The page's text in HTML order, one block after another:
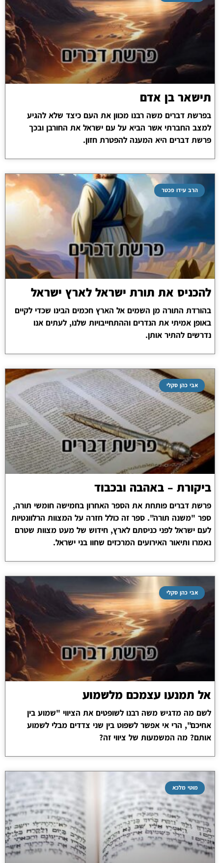
תישאר בן אדם
בפרשת דברים משה רבנו מכוון את העם כיצד שלא להגיע
למצב החברתי אשר הביא על עם ישראל את החורבן ובכך
פרשת דברים היא המענה להפטרת חזון.
הרב עידו פכטר
להכניס את תורת ישראל לארץ ישראל
בהורדת התורה מן השמים אל הארץ חכמים הבינו שכדי לקיים
באופן אמיתי את הנדרים וההתחייבויות שלנו, לעתים אנו
נדרשים להתיר אותן.
אבי כהן סקלי
ביקורת – באהבה ובכבוד
פרשת דברים פותחת את הספר האחרון בחמישה חומשי תורה,
ספר "משנה תורה". ספר זה כולל חזרה על המצוות הרלוונטיות
לעם ישראל לפני כניסתם לארץ, חידוש של מעט מצוות שטרם
נאמרו ותיאור האירועים המרכזים שחוו בני ישראל.
אבי כהן סקלי
אל תמנעו עצמכם מלשמוע
לשם מה מדגיש משה רבנו לשופטים את הציווי "שמוע בין
אחיכם", הרי אי אפשר לשפוט בין שני צדדים מבלי לשמוע
אותם? מה המשמעות של ציווי זה?
מוטי מלכא